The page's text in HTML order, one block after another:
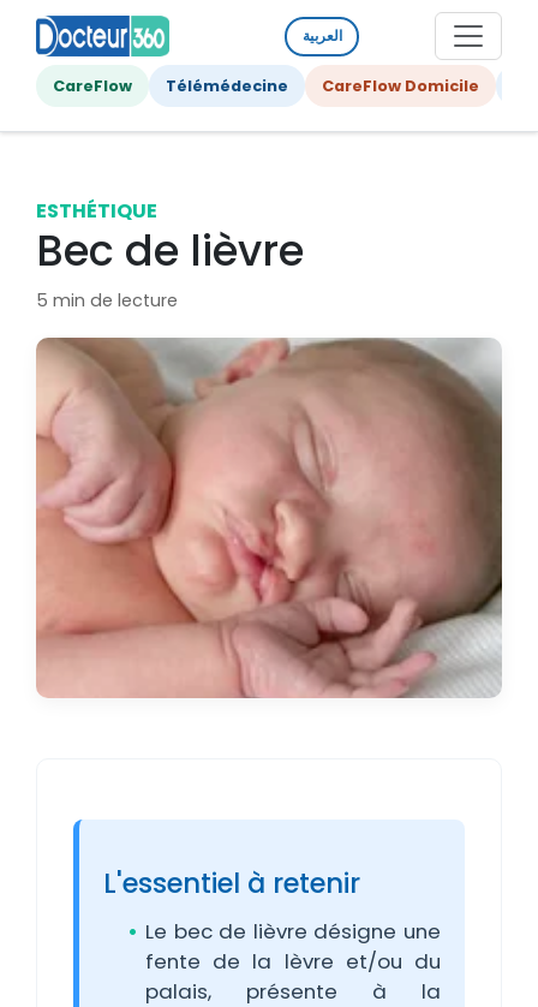
العربية
CareFlow Télémédecine CareFlow Domicile
ESTHÉTIQUE
Bec de lièvre
5 min de lecture
L'essentiel à retenir
Le bec de lièvre désigne une
fente de la lèvre et/ou du
palais, présente à la